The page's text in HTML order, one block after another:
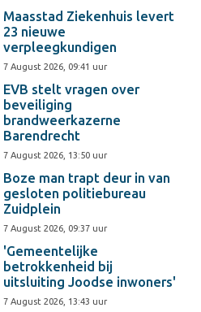
Maasstad Ziekenhuis levert
23 nieuwe
verpleegkundigen
7 August 2026, 09:41 uur
EVB stelt vragen over
beveiliging
brandweerkazerne
Barendrecht
7 August 2026, 13:50 uur
Boze man trapt deur in van
gesloten politiebureau
Zuidplein
7 August 2026, 09:37 uur
'Gemeentelijke
betrokkenheid bij
uitsluiting Joodse inwoners'
7 August 2026, 13:43 uur